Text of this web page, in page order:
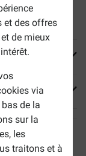
et des offres
de mieux
via
de la
sur la
les
traitons et à
le poil